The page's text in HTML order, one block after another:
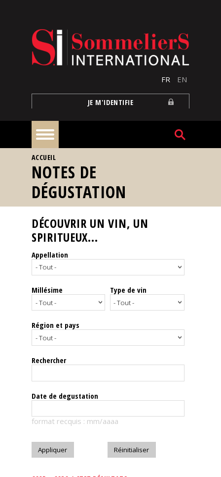
FR EN
JE M'IDENTIFIE
À
la
une
Reportages
Nos
Spiritueux
Notes
dégustation
Le
magazine
Télécharger
VOUS ÊTES ICI
ACCUEIL
NOTES DE
DÉGUSTATION
DÉCOUVRIR UN VIN, UN
SPIRITUEUX...
Appellation
Millésime Type de vin
Région et pays
Rechercher
Date de degustation
format recquis : mm/aaaa